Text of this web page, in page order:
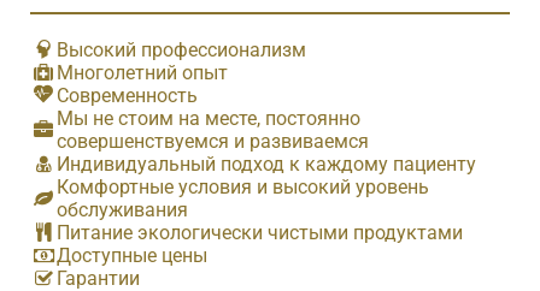
Высокий профессионализм
Многолетний опыт
Современность
Мы не стоим на месте, постоянно
совершенствуемся и развиваемся
Индивидуальный подход к каждому пациенту
Комфортные условия и высокий уровень
обслуживания
Питание экологически чистыми продуктами
Доступные цены
Гарантии